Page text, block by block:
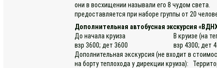
они в восхищении называли его 8 чудом
предоставляется при наборе группы от 20
Дополнительная автобусная экскурсия
До начала круиза
взр 3600; дет 3600
В круизе (на
взр 4300; дет
Дополнительная экскурсия (не входит в
на борту теплохода у дирекции круиза):